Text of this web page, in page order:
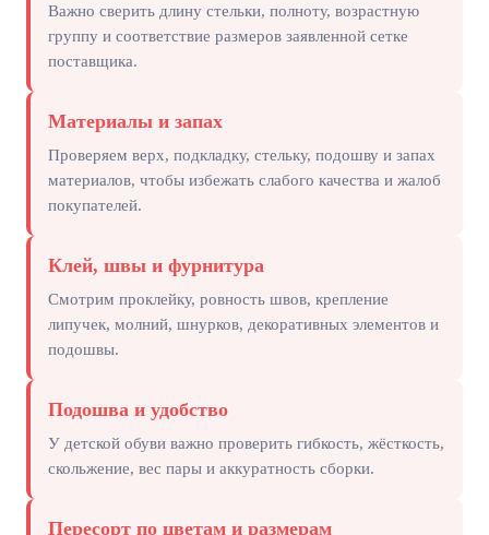
Важно сверить длину стельки, полноту, возрастную
группу и соответствие размеров заявленной сетке
поставщика.
Материалы и запах
Проверяем верх, подкладку, стельку, подошву и запах
материалов, чтобы избежать слабого качества и жалоб
покупателей.
Клей, швы и фурнитура
Смотрим проклейку, ровность швов, крепление
липучек, молний, шнурков, декоративных элементов и
подошвы.
Подошва и удобство
У детской обуви важно проверить гибкость, жёсткость,
скольжение, вес пары и аккуратность сборки.
Пересорт по цветам и размерам